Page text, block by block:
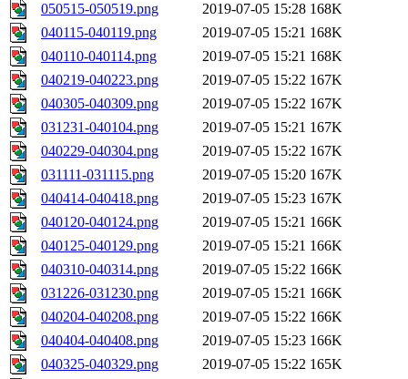
050515-050519.png
2019-07-05 15:28 168K
040115-040119.png
2019-07-05 15:21 168K
040110-040114.png
2019-07-05 15:21 168K
040219-040223.png
2019-07-05 15:22 167K
040305-040309.png
2019-07-05 15:22 167K
031231-040104.png
2019-07-05 15:21 167K
040229-040304.png
2019-07-05 15:22 167K
031111-031115.png
2019-07-05 15:20 167K
040414-040418.png
2019-07-05 15:23 167K
040120-040124.png
2019-07-05 15:21 166K
040125-040129.png
2019-07-05 15:21 166K
040310-040314.png
2019-07-05 15:22 166K
031226-031230.png
2019-07-05 15:21 166K
040204-040208.png
2019-07-05 15:22 166K
040404-040408.png
2019-07-05 15:23 166K
040325-040329.png
2019-07-05 15:22 165K